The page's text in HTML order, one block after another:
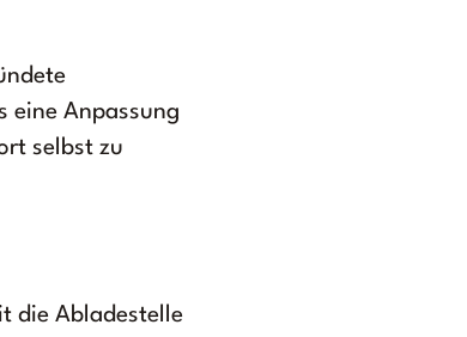
eine Anpassung
selbst zu
die Abladestelle